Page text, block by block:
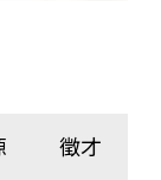
徵才